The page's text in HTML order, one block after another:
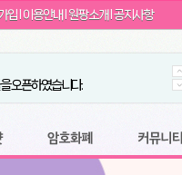
입 이용안내 원팡소개 공지사항
이 이모티콘 출시 안내
오픈하였습니다.
기능을 도입하였습니다.
17ZD90SU-GX56K WIN11
스토 호환 캡슐 6종 48개입 골라담기
등급 이상 등심 1kg - 원팡
주 레드향 1.5kg 소과 외 로얄과 - 원
라R+너겟킹4조각
릿 침대 거치대 스텐드 - 원팡
도우 로봇 청소기 3세대 6.2cm 울트